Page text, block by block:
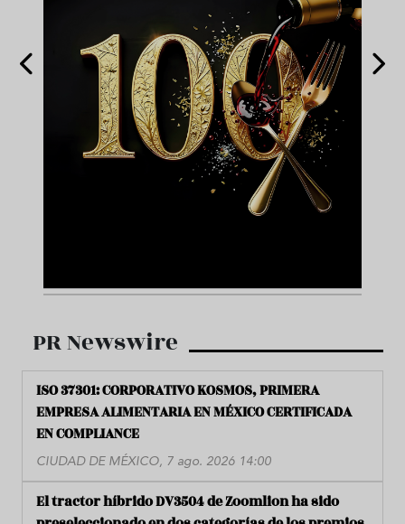
PR Newswire
ISO 37301: CORPORATIVO KOSMOS, PRIMERA
EMPRESA ALIMENTARIA EN MÉXICO CERTIFICADA
EN COMPLIANCE
CIUDAD DE MÉXICO, 7 ago. 2026 14:00
El tractor híbrido DV3504 de Zoomlion ha sido